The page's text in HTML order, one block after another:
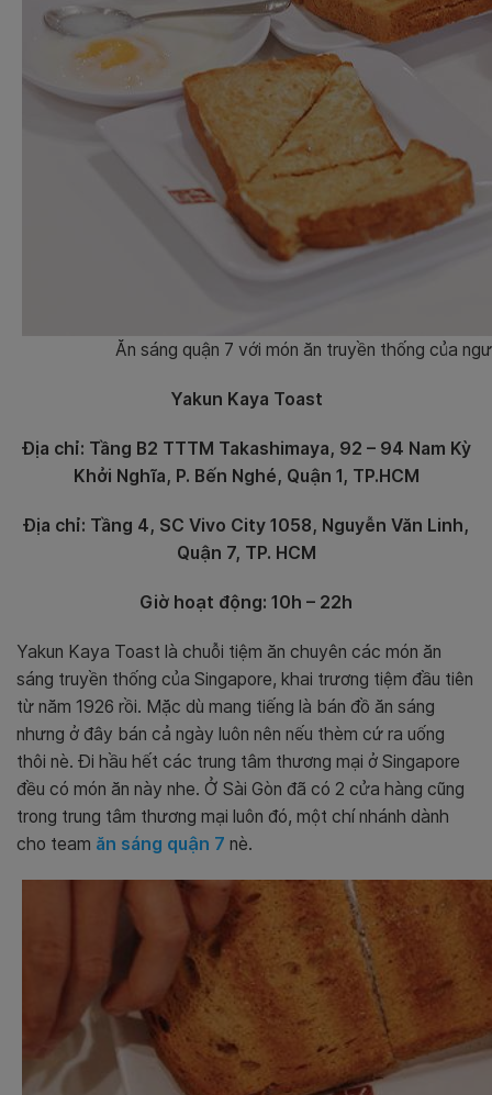
Ăn sáng quận 7 với món ăn truyền thống của
Yakun Kaya Toast
Địa chỉ: Tầng B2 TTTM Takashimaya, 92 – 94 Nam Kỳ
Khởi Nghĩa, P. Bến Nghé, Quận 1, TP.HCM
Địa chỉ: Tầng 4, SC Vivo City 1058, Nguyễn Văn Linh,
Quận 7, TP. HCM
Giờ hoạt động: 10h – 22h
Yakun Kaya Toast là chuỗi tiệm ăn chuyên các món ăn
sáng truyền thống của Singapore, khai trương tiệm đầu tiên
từ năm 1926 rồi. Mặc dù mang tiếng là bán đồ ăn sáng
nhưng ở đây bán cả ngày luôn nên nếu thèm cứ ra uống
thôi nè. Đi hầu hết các trung tâm thương mại ở Singapore
đều có món ăn này nhe. Ở Sài Gòn đã có 2 cửa hàng cũng
trong trung tâm thương mại luôn đó, một chí nhánh dành
cho team ăn sáng quận 7 nè.